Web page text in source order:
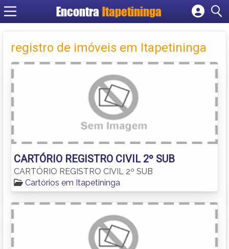
Encontra Itapetininga
Cadastrar empresa
Criar conta
registro de imóveis em Itapetininga
CARTÓRIO REGISTRO CIVIL 2º SUB
CARTÓRIO REGISTRO CIVIL 2º SUB
Cartórios em Itapetininga